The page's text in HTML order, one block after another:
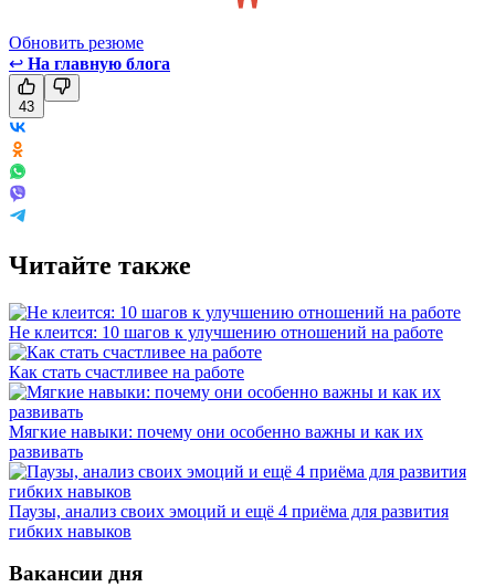
Обновить резюме
↩ На главную блога
43
Читайте также
Не клеится: 10 шагов к улучшению отношений на работе
Как стать счастливее на работе
Мягкие навыки: почему они особенно важны и как их
развивать
Паузы, анализ своих эмоций и ещё 4 приёма для развития
гибких навыков
Вакансии дня